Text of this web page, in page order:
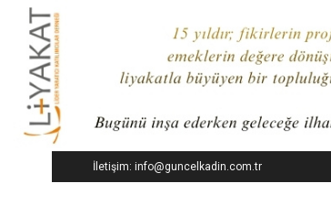
İletişim: info@guncelkadin.com.tr